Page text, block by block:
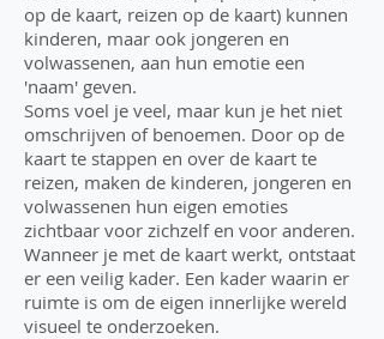
op de kaart, reizen op de kaart) kunnen
kinderen, maar ook jongeren en
volwassenen, aan hun emotie een
'naam' geven.
Soms voel je veel, maar kun je het niet
omschrijven of benoemen. Door op de
kaart te stappen en over de kaart te
reizen, maken de kinderen, jongeren en
volwassenen hun eigen emoties
zichtbaar voor zichzelf en voor anderen.
Wanneer je met de kaart werkt, ontstaat
er een veilig kader. Een kader waarin er
ruimte is om de eigen innerlijke wereld
visueel te onderzoeken.